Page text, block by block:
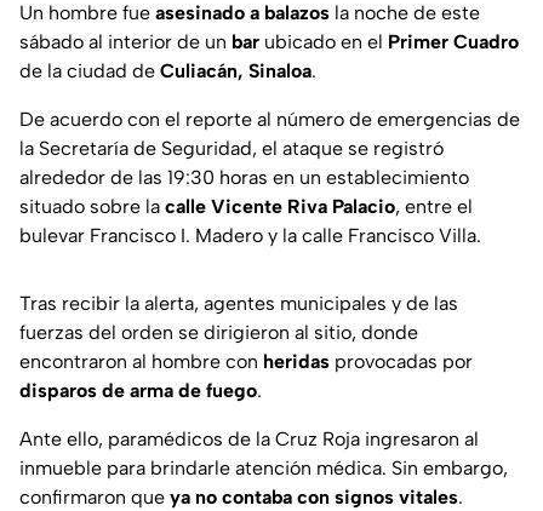
Un hombre fue asesinado a balazos la noche de este
sábado al interior de un bar ubicado en el Primer Cuadro
de la ciudad de Culiacán, Sinaloa.
De acuerdo con el reporte al número de emergencias de
la Secretaría de Seguridad, el ataque se registró
alrededor de las 19:30 horas en un establecimiento
situado sobre la calle Vicente Riva Palacio, entre el
bulevar Francisco I. Madero y la calle Francisco Villa.
Tras recibir la alerta, agentes municipales y de las
fuerzas del orden se dirigieron al sitio, donde
encontraron al hombre con heridas provocadas por
disparos de arma de fuego.
Ante ello, paramédicos de la Cruz Roja ingresaron al
inmueble para brindarle atención médica. Sin embargo,
confirmaron que ya no contaba con signos vitales.